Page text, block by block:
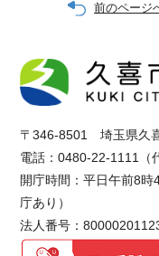
前のページ
〒346-8501 埼玉県久
電話：0480-22-1111（
開庁時間：平日午前8
庁あり）
法人番号：